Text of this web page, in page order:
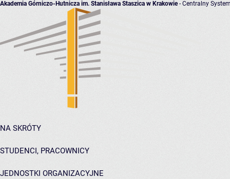
Akademia Górniczo-Hutnicza im. Stanisława Staszica w Krakowie- Centralny
NA SKRÓTY
STUDENCI, PRACOWNICY
JEDNOSTKI ORGANIZACYJNE